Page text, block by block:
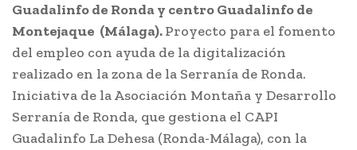
Guadalinfo de Ronda y centro Guadalinfo de
Montejaque (Málaga).Proyecto para el fomento
del empleo con ayuda de la digitalización
realizado en la zona de la Serranía de Ronda.
Iniciativa de la Asociación Montaña y Desarrollo
Serranía de Ronda, que gestiona el CAPI
Guadalinfo La Dehesa (Ronda-Málaga), con la